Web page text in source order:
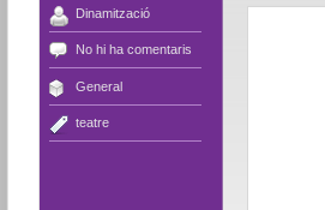
Dinamització
No hi ha comentaris
General
teatre